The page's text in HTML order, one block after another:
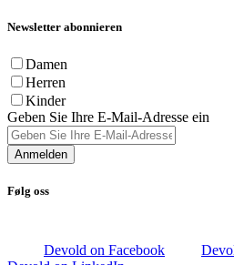
Newsletter abonnieren
Damen
Herren
Kinder
Geben Sie Ihre E-Mail-Adresse ein
Anmelden
Følg oss
Devold on Facebook